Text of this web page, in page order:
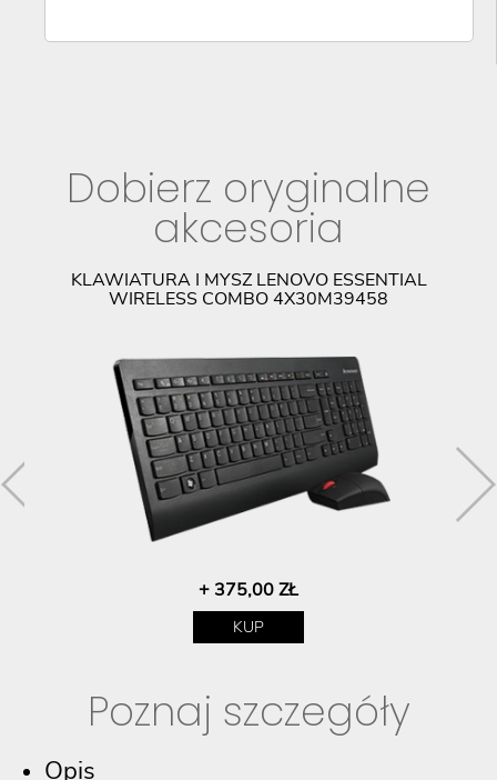
Dobierz oryginalne
akcesoria
KLAWIATURA I MYSZ LENOVO ESSENTIAL
WIRELESS COMBO 4X30M39458
+ 375,00 ZŁ
KUP
Poznaj szczegóły
Opis